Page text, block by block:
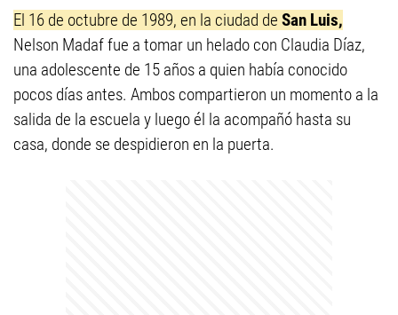
El 16 de octubre de 1989, en la ciudad de San Luis,
Nelson Madaf fue a tomar un helado con Claudia Díaz,
una adolescente de 15 años a quien había conocido
pocos días antes. Ambos compartieron un momento a la
salida de la escuela y luego él la acompañó hasta su
casa, donde se despidieron en la puerta.